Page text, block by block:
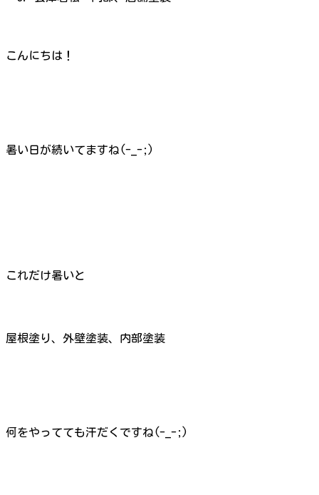
こんにちは！
暑い日が続いてますね(-_-;)
これだけ暑いと
屋根塗り、外壁塗装、内部塗装
何をやってても汗だくですね(-_-;)